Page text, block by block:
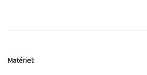
Matériel: